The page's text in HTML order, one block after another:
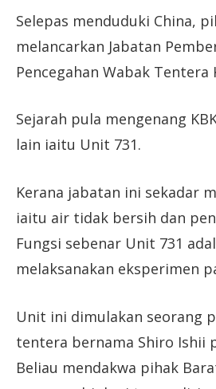
Selepas menduduki China,
melancarkan Jabatan
Pencegahan Wabak Tentera
Sejarah pula mengenang
lain iaitu Unit 731.
Kerana jabatan ini sekadar
iaitu air tidak bersih dan
Fungsi sebenar Unit 731
melaksanakan eksperimen
Unit ini dimulakan seorang
tentera bernama Shiro Ishii
Beliau mendakwa pihak